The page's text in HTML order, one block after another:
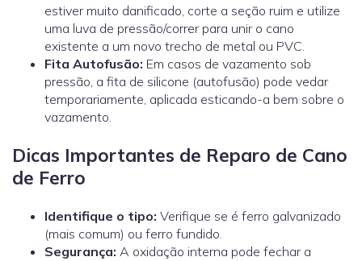
estiver muito danificado, corte a seção ruim e utilize
uma luva de pressão/correrpara unir o cano
existente a um novo trecho de metal ou PVC.
Fita Autofusão: Em casos de vazamento sob
pressão, a fita de silicone (autofusão) pode vedar
temporariamente, aplicada esticando-a bem sobre o
vazamento.
Dicas Importantes de Reparo de Cano
de Ferro
Identifique o tipo: Verifique se é ferro galvanizado
(mais comum) ou ferro fundido.
Segurança: A oxidação interna pode fechar a